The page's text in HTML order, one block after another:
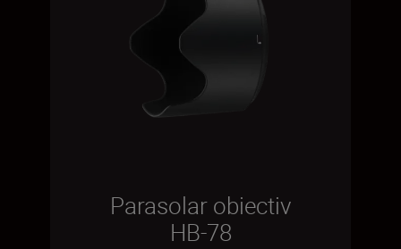
Parasolar obiectiv
HB-78